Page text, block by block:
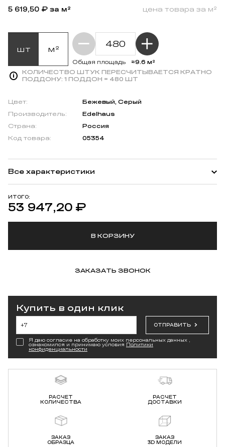
5 619,50 ₽ за м² цена товара за м²
шт м²
Общая площадь
≈9.6 м²
КОЛИЧЕСТВО ШТУК ПЕРЕСЧИТЫВАЕТСЯ КРАТНО
ПОДДОНУ: 1 ПОДДОН = 480 ШТ
ИТОГО:
53 947,20 ₽
В КОРЗИНУ
ЗАКАЗАТЬ ЗВОНОК
Цвет:
Бежевый, Серый
Производитель:
Edelhaus
Страна:
Россия
Код товара:
05354
Все характеристики
Купить в один клик
ОТПРАВИТЬ
Я даю согласие на обработку моих персональных данных ,
ознакомился и принимаю условия Политики
конфиденциальности
РАСЧЕТ
КОЛИЧЕСТВА
РАСЧЕТ
ДОСТАВКИ
ЗАКАЗ
ОБРАЗЦА
ЗАКАЗ
3D МОДЕЛИ